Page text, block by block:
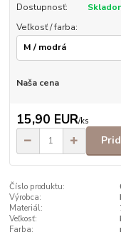
Dostupnosť:
Veľkosť / farba:
Naša cena
15,90 EUR/ks
Číslo produktu:
Výrobca:
Materiál:
Veľkosť:
Farba: